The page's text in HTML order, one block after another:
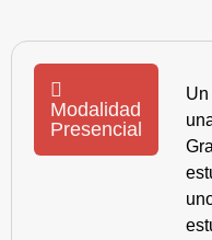
Modalidad
Presencial
Un